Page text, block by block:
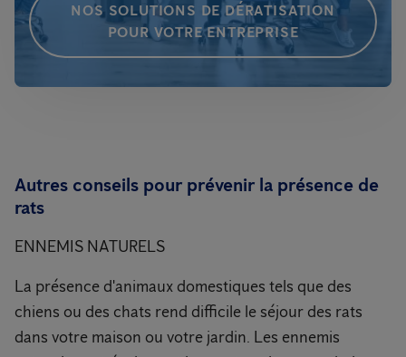
NOS SOLUTIONS DE DÉRATISATION
POUR VOTRE ENTREPRISE
Autres conseils pour prévenir la présence de
rats
ENNEMIS NATURELS
La présence d'animaux domestiques tels que des
chiens ou des chats rend difficile le séjour des rats
dans votre maison ou votre jardin. Les ennemis